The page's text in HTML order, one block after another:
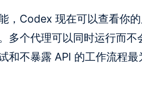
，Codex 现在可以查看你
多个代理可以同时运行而
和不暴露 API 的工作流程最